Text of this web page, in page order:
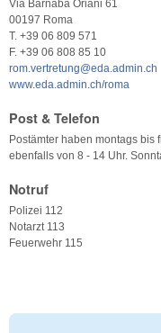
Via Barnaba Oriani 61
00197 Roma
T. +39 06 809 571
F. +39 06 808 85 10
rom.vertretung@eda.admin.ch
www.eda.admin.ch/roma
Post & Telefon
Postämter haben montags bis
ebenfalls von 8 - 14 Uhr.
Notruf
Polizei 112
Notarzt 113
Feuerwehr 115